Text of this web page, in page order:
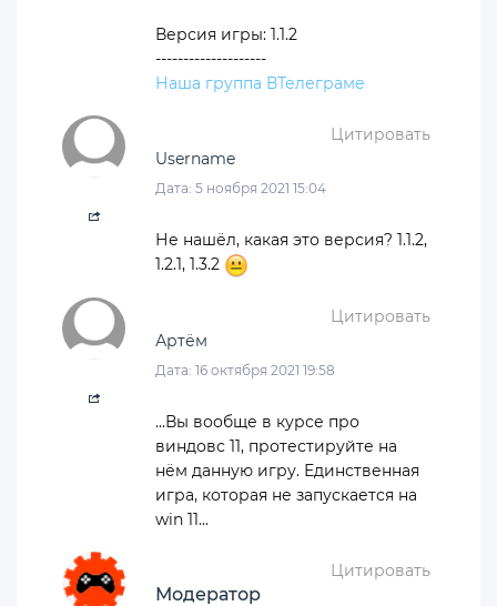
Версия игры: 1.1.2
--------------------
Наша группа ВТелеграме
Цитировать
Username
Дата: 5 ноября 2021 15:04
Не нашёл, какая это версия? 1.1.2,
1.2.1, 1.3.2
Цитировать
Артём
Дата: 16 октября 2021 19:58
...Вы вообще в курсе про
виндовс 11, протестируйте на
нём данную игру. Единственная
игра, которая не запускается на
win 11...
Цитировать
Модератор